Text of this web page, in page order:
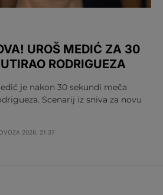
UROŠ MEDIĆ ZA 30
RODRIGUEZA
je nakon 30 sekundi meča
Scenarij iz sniva za novu
2026. 21:37